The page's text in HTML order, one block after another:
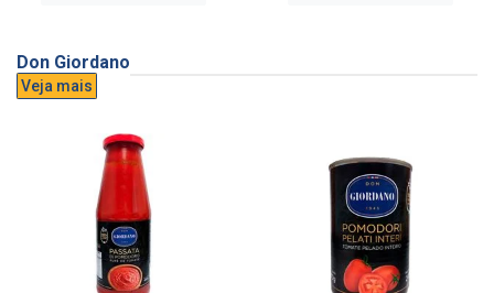
Don Giordano
Veja mais